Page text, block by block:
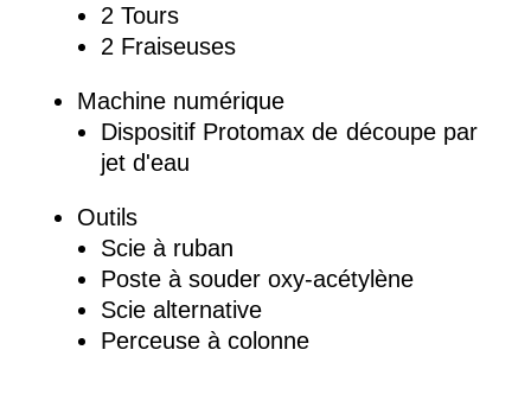
2 Tours
2 Fraiseuses
Machine numérique
Dispositif Protomax de découpe par
jet d'eau
Outils
Scie à ruban
Poste à souder oxy-acétylène
Scie alternative
Perceuse à colonne